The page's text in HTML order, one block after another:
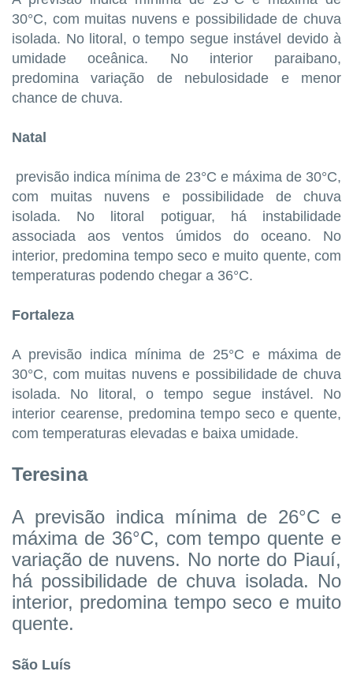
30°C, com muitas nuvens e possibilidade de chuva
isolada. No litoral, o tempo segue instável devido à
umidade oceânica. No interior paraibano,
predomina variação de nebulosidade e menor
chance de chuva.
Natal
previsão indica mínima de 23°C e máxima de 30°C,
com muitas nuvens e possibilidade de chuva
isolada. No litoral potiguar, há instabilidade
associada aos ventos úmidos do oceano. No
interior, predomina tempo seco e muito quente, com
temperaturas podendo chegar a 36°C.
Fortaleza
A previsão indica mínima de 25°C e máxima de
30°C, com muitas nuvens e possibilidade de chuva
isolada. No litoral, o tempo segue instável. No
interior cearense, predomina tempo seco e quente,
com temperaturas elevadas e baixa umidade.
Teresina
A previsão indica mínima de 26°C e
máxima de 36°C, com tempo quente e
variação de nuvens. No norte do Piauí,
há possibilidade de chuva isolada. No
interior, predomina tempo seco e muito
quente.
São Luís